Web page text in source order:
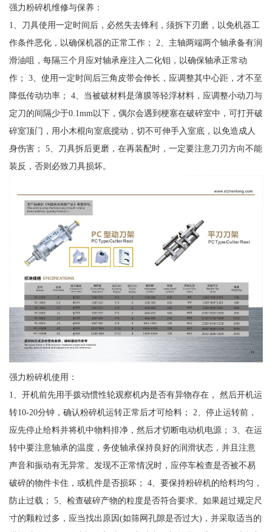
强力粉碎机维修与保养：
1、刀具使用一定时间后，必然失去锋利，须拆下刃磨，以免机器工
作条件恶化，以确保机器的正常工作； 2、主轴两端两个轴承备有润
滑油咀，每隔三个月应对轴承座注入二化钼，以确保轴承正常动
作； 3、使用一定时间后三角皮带会伸长，应调整其中心距，才不至
降低传动功率； 4、当被破材料是薄膜等轻浮材料，应调整小动刀与
定刀的间隔少于0.1mm以下，偶尔会遇到梗塞在破碎室中，可打开破
碎室顶门，用小木棍向室底搅动，切不可伸手入室底，以免造成人
身伤害； 5、刀具拆后更磨，在再装配时，一定要注意刀刃方向不能
装反，否则必致刀具损坏。
强力粉碎机使用：
1、开机前先用手拨动惯性轮观察机内是否有异物存在， 然后开机运
转10-20分钟，确认粉碎机运转正常后才可给料； 2、停止运转前，
应先停止给料并将机中物料排净，然后才切断电动机电源； 3、在运
转中要注意轴承的温度，务使轴承保持良好的润滑状态，并且注意
声音和振动有无异常。发现不正常情况时，应停车检查是否被不易
破碎的物件卡住，或机件是否损坏； 4、要保持粉碎机的给料均匀，
防止过载； 5、检查破碎产物的粒度是否符合要求。如果超过规定尺
寸的颗粒过多，应当找出原因(如筛网孔隙是否过大)，并采取适当的